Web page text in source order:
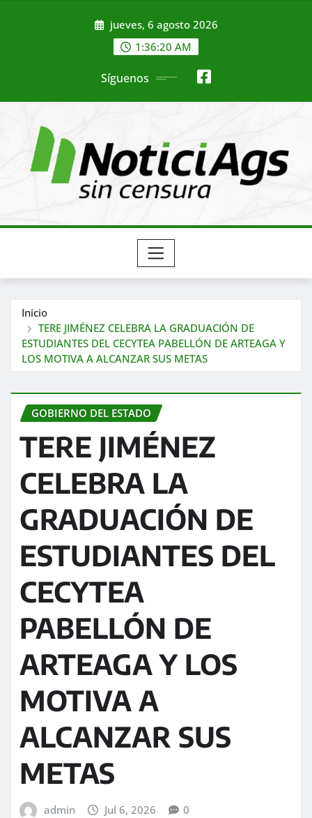
jueves, 6 agosto 2026
1:36:22 AM
Síguenos
Inicio
TERE JIMÉNEZ CELEBRA LA GRADUACIÓN DE
ESTUDIANTES DEL CECYTEA PABELLÓN DE ARTEAGA Y
LOS MOTIVA A ALCANZAR SUS METAS
GOBIERNO DEL ESTADO
TERE JIMÉNEZ
CELEBRA LA
GRADUACIÓN DE
ESTUDIANTES DEL
CECYTEA
PABELLÓN DE
ARTEAGA Y LOS
MOTIVA A
ALCANZAR SUS
METAS
admin Jul 6, 2026 0